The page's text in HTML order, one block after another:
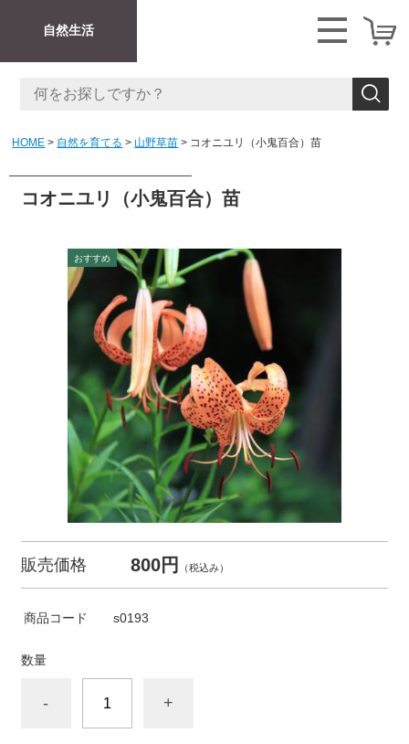
自然生活
HOME 自然を育てる 山野草苗 コオニユリ（小鬼百合）苗
コオニユリ（小鬼百合）苗
販売価格 800円 （税込み）
商品コード s0193
数量
- +